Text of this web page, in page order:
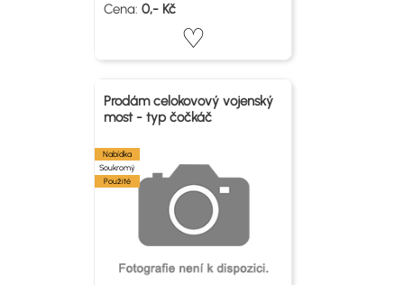
Cena: 0,- Kč
Prodám celokovový vojenský
most - typ čočkáč
Nabídka
Soukromý
Použité